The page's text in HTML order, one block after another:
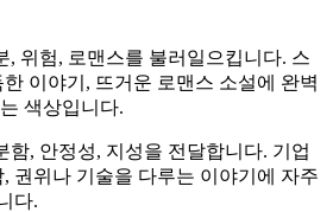
, 위험, 로맨스를 불러일으킵니다. 스
이야기, 뜨거운 로맨스 소설에 완벽
색상입니다.
함, 안정성, 지성을 전달합니다. 기업
권위나 기술을 다루는 이야기에 자주
다.